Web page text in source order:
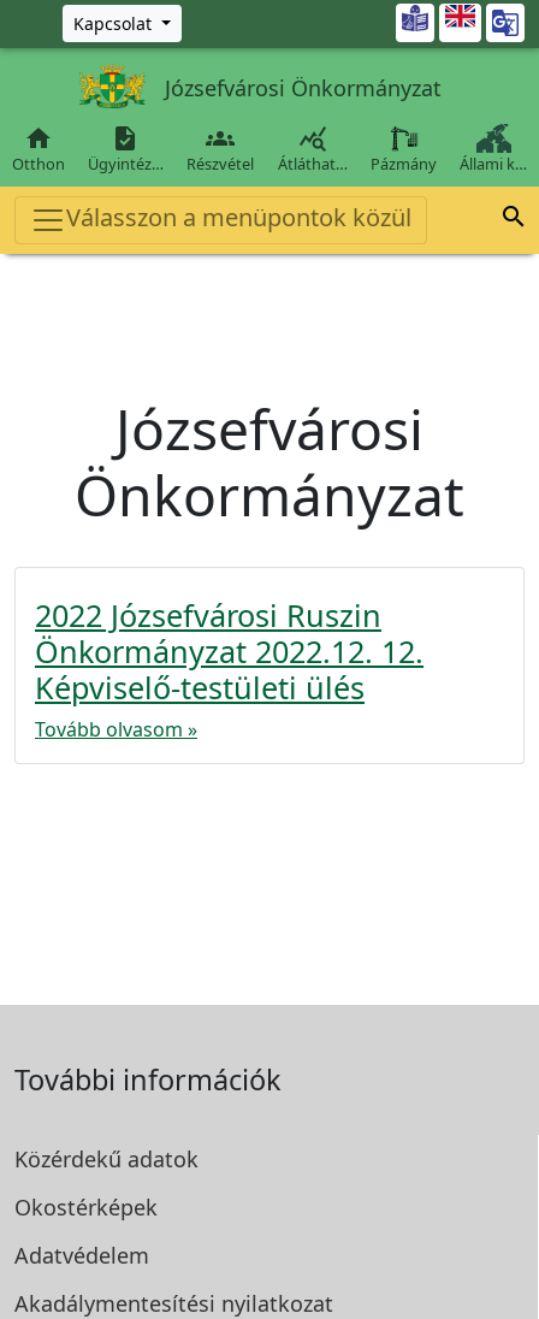
Ugrás a fő tartalomra
Kapcsolat 
Józsefvárosi Önkormányzat

Otthon

Ügyintéz…

Részvétel

Átláthat… Pázmány Állami k…
Válasszon a menüpontok közül 
Józsefvárosi
Önkormányzat
2022 Józsefvárosi Ruszin
Önkormányzat 2022.12. 12.
Képviselő-testületi ülés
Tovább olvasom »
További információk
Közérdekű adatok
Okostérképek
Adatvédelem
Akadálymentesítési nyilatkozat